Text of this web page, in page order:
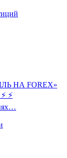
НА FOREX»
⚡